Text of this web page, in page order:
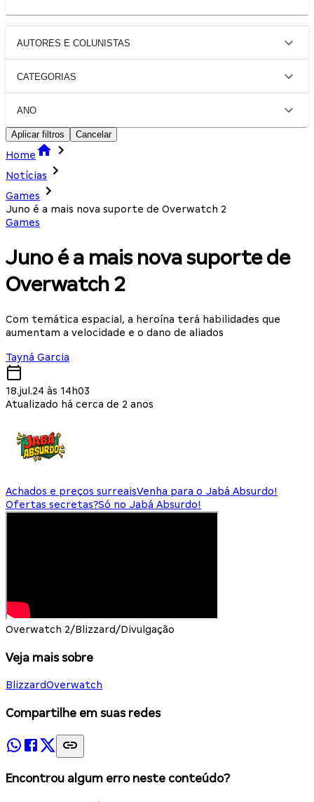
AUTORES E COLUNISTAS
CATEGORIAS
ANO
Aplicar filtros Cancelar
Home
Notícias
Games
Juno é a mais nova suporte de Overwatch 2
Games
Juno é a mais nova suporte de
Overwatch 2
Com temática espacial, a heroína terá habilidades que
aumentam a velocidade e o dano de aliados
Tayná Garcia
18.jul.24 às 14h03
Atualizado há cerca de 2 anos
Achados e preços surreaisVenha para o Jabá Absurdo!
Ofertas secretas?Só no Jabá Absurdo!
Overwatch 2/Blizzard/Divulgação
Veja mais sobre
BlizzardOverwatch
Compartilhe em suas redes
Encontrou algum erro neste conteúdo?